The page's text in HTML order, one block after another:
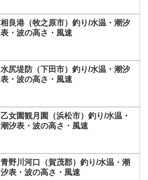
相良港（牧之原市）釣り/水温・潮汐
表・波の高さ・風速
水尻堤防（下田市）釣り/水温・潮汐
表・波の高さ・風速
乙女園観月園（浜松市）釣り/水温・
潮汐表・波の高さ・風速
青野川河口（賀茂郡）釣り/水温・潮
汐表・波の高さ・風速